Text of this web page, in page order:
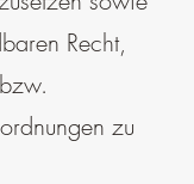
Recht,
zu